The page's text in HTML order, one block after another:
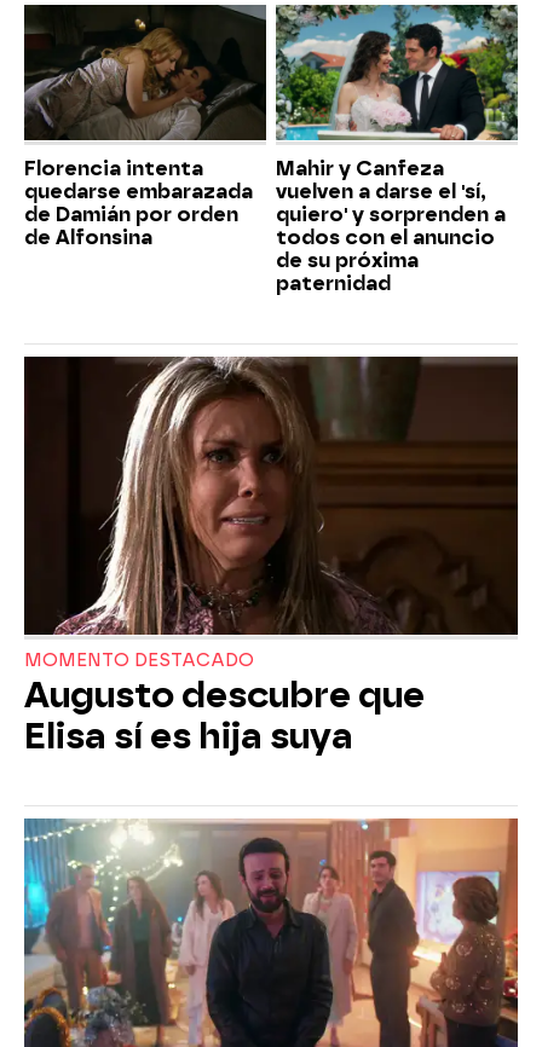
Florencia intenta
quedarse embarazada
de Damián por orden
de Alfonsina
Mahir y Canfeza
vuelven a darse el 'sí,
quiero' y sorprenden a
todos con el anuncio
de su próxima
paternidad
MOMENTO DESTACADO
Augusto descubre que
Elisa sí es hija suya